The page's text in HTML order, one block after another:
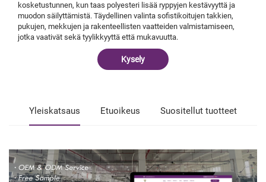
kosketustunnen, kun taas polyesteri lisää ryppyjen kestävyyttä ja
muodon säilyttämistä. Täydellinen valinta sofistikoitujen takkien,
pukujen, mekkujen ja rakenteellisten vaatteiden valmistamiseen,
jotka vaativät sekä tyylikkyyttä että mukavuutta.
Kysely
Yleiskatsaus Etuoikeus Suositellut tuotteet